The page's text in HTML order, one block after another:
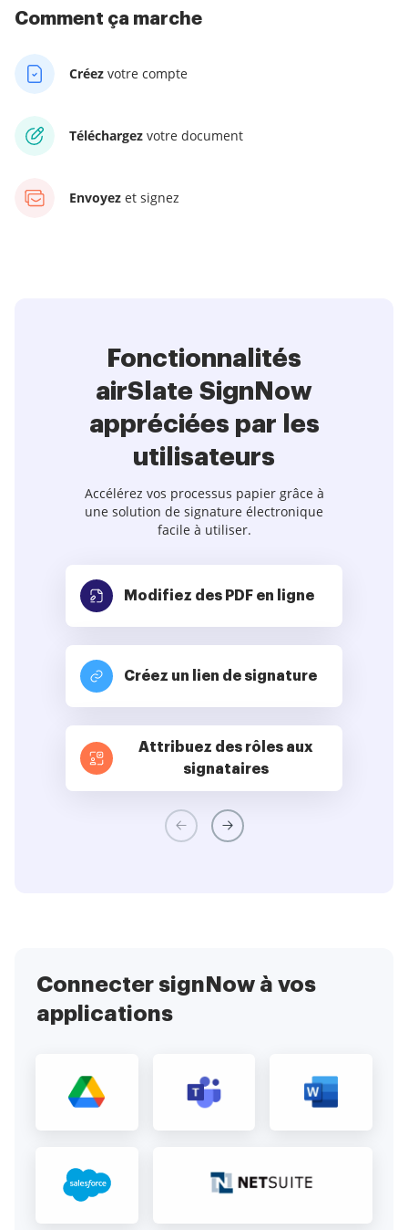
Comment ça marche
Créez votre compte
Téléchargez votre document
Envoyez et signez
Fonctionnalités
airSlate SignNow
appréciées par les
utilisateurs
Accélérez vos processus papier grâce à
une solution de signature électronique
facile à utiliser.
Modifiez des PDF en ligne
Créez un lien de signature
Attribuez des rôles aux
signataires
Connecter signNow à vos
applications